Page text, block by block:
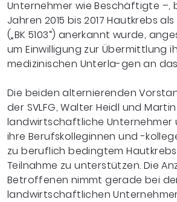
Unternehmer wie Beschäftigte –,
Jahren 2015 bis 2017 Hautkrebs
(„BK 5103“) anerkannt wurde,
um Einwilligung zur Übermittlung
medizinischen Unterla-gen an
Die beiden alternierenden
der SVLFG, Walter Heidl und
landwirtschaftliche Unternehmer
ihre Berufskolleginnen und-
zu beruflich bedingtem
Teilnahme zu unterstützen. Die
Betroffenen nimmt gerade bei
landwirtschaftlichen